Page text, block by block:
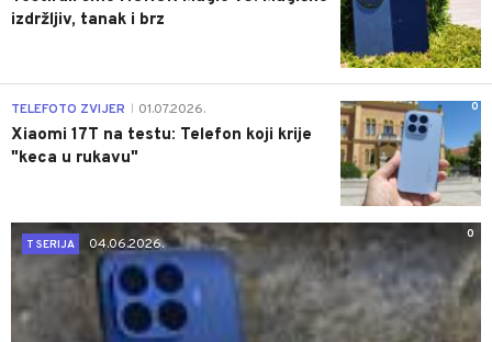
izdržljiv, tanak i brz
0
TELEFOTO ZVIJER 01.07.2026.
Xiaomi 17T na testu: Telefon koji krije
"keca u rukavu"
0
T SERIJA
04.06.2026.